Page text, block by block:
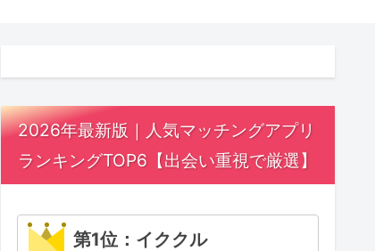
2026年最新版｜人気マッチングアプリ
ランキングTOP6【出会い重視で厳選】
第1位：イククル